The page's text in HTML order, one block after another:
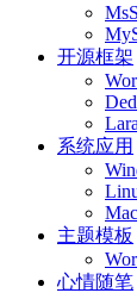
开源框架
系统应用
Mac
主题模板
心情随笔